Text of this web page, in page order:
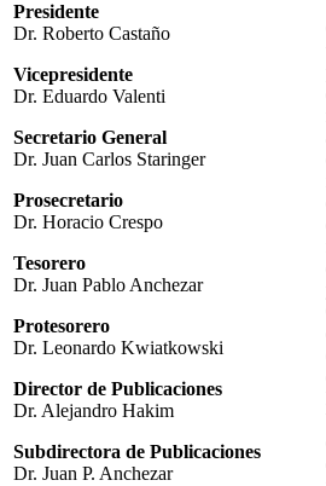
Presidente
Dr. Roberto Castaño
Vicepresidente
Dr. Eduardo Valenti
Secretario General
Dr. Juan Carlos Staringer
Prosecretario
Dr. Horacio Crespo
Tesorero
Dr. Juan Pablo Anchezar
Protesorero
Dr. Leonardo Kwiatkowski
Director de Publicaciones
Dr. Alejandro Hakim
Subdirectora de Publicaciones
Dr. Juan P. Anchezar